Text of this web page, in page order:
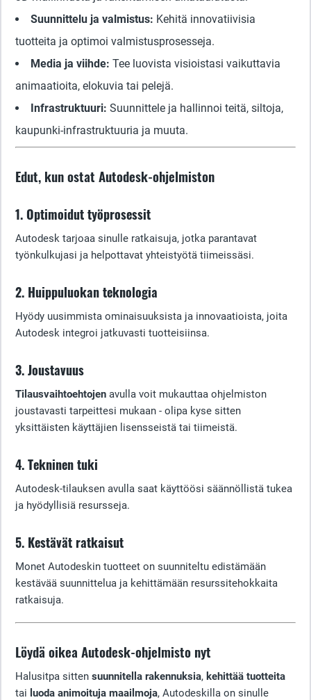
Suunnittelu ja valmistus: Kehitä innovatiivisia
tuotteita ja optimoi valmistusprosesseja.
Media ja viihde: Tee luovista visioistasi vaikuttavia
animaatioita, elokuvia tai pelejä.
Infrastruktuuri: Suunnittele ja hallinnoi teitä, siltoja,
kaupunki-infrastruktuuria ja muuta.
Edut, kun ostat Autodesk-ohjelmiston
1. Optimoidut työprosessit
Autodesk tarjoaa sinulle ratkaisuja, jotka parantavat
työnkulkujasi ja helpottavat yhteistyötä tiimeissäsi.
2. Huippuluokan teknologia
Hyödy uusimmista ominaisuuksista ja innovaatioista, joita
Autodesk integroi jatkuvasti tuotteisiinsa.
3. Joustavuus
Tilausvaihtoehtojen avulla voit mukauttaa ohjelmiston
joustavasti tarpeittesi mukaan - olipa kyse sitten
yksittäisten käyttäjien lisensseistä tai tiimeistä.
4. Tekninen tuki
Autodesk-tilauksen avulla saat käyttöösi säännöllistä tukea
ja hyödyllisiä resursseja.
5. Kestävät ratkaisut
Monet Autodeskin tuotteet on suunniteltu edistämään
kestävää suunnittelua ja kehittämään resurssitehokkaita
ratkaisuja.
Löydä oikea Autodesk-ohjelmisto nyt
Halusitpa sitten suunnitella rakennuksia, kehittää tuotteita
tai luoda animoituja maailmoja, Autodeskilla on sinulle